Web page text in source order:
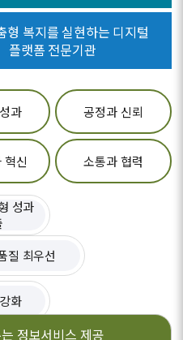
형 복지를 실현하는 디지털
플랫폼 전문기관
과 공정과 신뢰
혁신 소통과 협력
성과
질 최우선
화
정보서비스 제공